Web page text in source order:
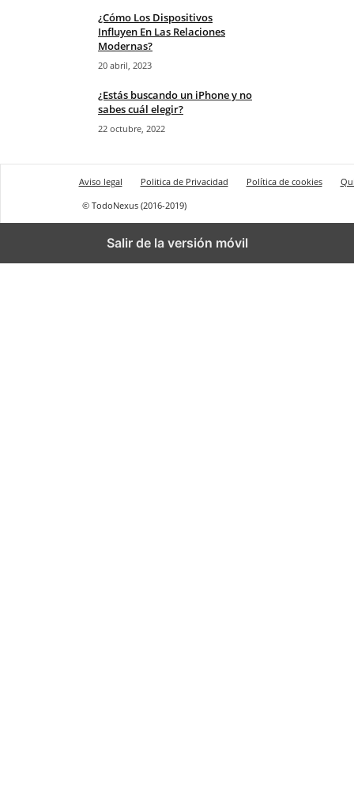
¿Cómo Los Dispositivos
Influyen En Las Relaciones
Modernas?
20 abril, 2023
¿Estás buscando un iPhone y no
sabes cuál elegir?
22 octubre, 2022
Aviso legal Politica de Privacidad Política de cookies
© TodoNexus (2016-2019)
Salir de la versión móvil